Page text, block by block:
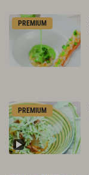
PREMIUM
PREMIUM